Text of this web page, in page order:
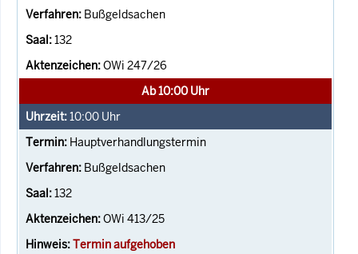
Bußgeldsachen
132
OWi 247/26
Ab 10:00 Uhr
10:00 Uhr
Hauptverhandlungstermin
Bußgeldsachen
132
OWi 413/25
Termin aufgehoben